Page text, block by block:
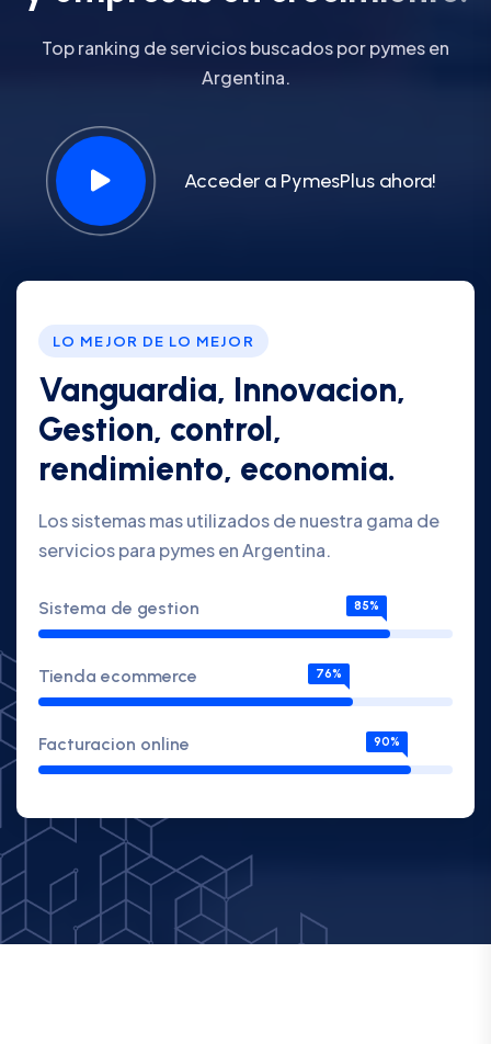
Top ranking de servicios buscados por pymes en
Argentina.
Acceder a PymesPlus ahora!
LO MEJOR DE LO MEJOR
Vanguardia, Innovacion,
Gestion, control,
rendimiento, economia.
Los sistemas mas utilizados de nuestra gama de
servicios para pymes en Argentina.
Sistema de gestion 85%
Tienda ecommerce 76%
Facturacion online 90%